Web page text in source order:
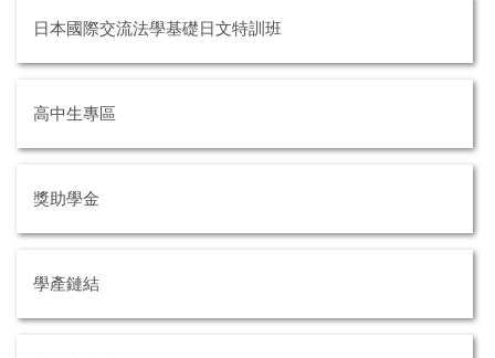
日本國際交流法學基礎日文特訓班
高中生專區
獎助學金
學產鏈結